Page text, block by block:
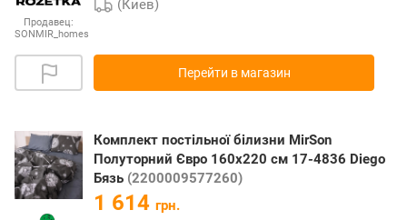
Продавец:
SONMIR_homes
(Киев)
Перейти в магазин
Комплект постільної білизни MirSon
Полуторний Євро 160х220 см 17-4836 Diego
Бязь (2200009577260)
1 614 грн.